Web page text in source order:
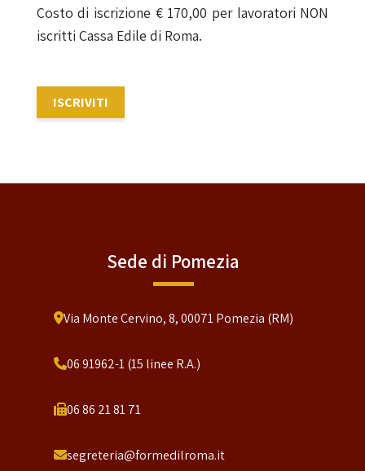
Costo di iscrizione € 170,00 per lavoratori NON
iscritti Cassa Edile di Roma.
ISCRIVITI
Sede di Pomezia
Via Monte Cervino, 8, 00071 Pomezia (RM)
06 91962-1 (15 linee R.A.)
06 86 21 81 71
segreteria@formedilroma.it